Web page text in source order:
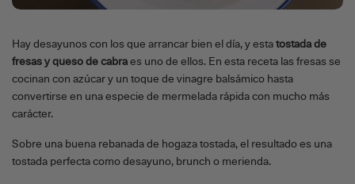
Hay desayunos con los que arrancar bien el día, y esta tostada de
fresas y queso de cabra es uno de ellos. En esta receta las fresas se
cocinan con azúcar y un toque de vinagre balsámico hasta
convertirse en una especie de mermelada rápida con mucho más
carácter.
Sobre una buena rebanada de hogaza tostada, el resultado es una
tostada perfecta como desayuno, brunch o merienda.